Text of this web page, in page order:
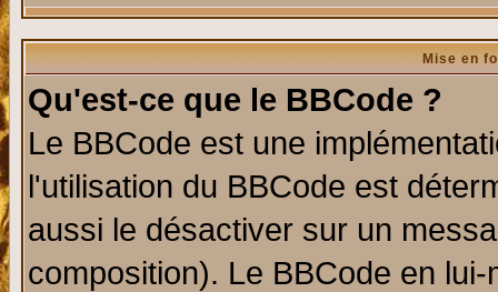
Mise en
Qu'est-ce que le BBCode ?
Le BBCode est une
l'utilisation du BBCode est
aussi le désactiver sur un
composition). Le BBCode en